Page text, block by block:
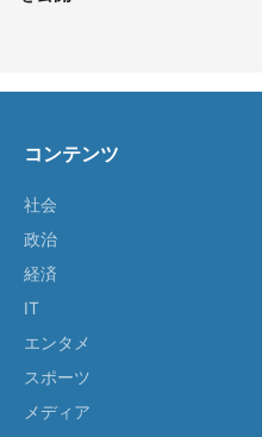
コンテンツ
社会
政治
経済
IT
エンタメ
スポーツ
メディア